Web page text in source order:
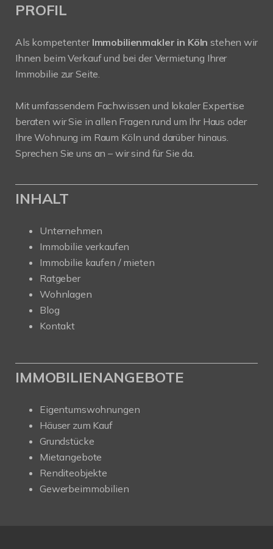
PROFIL
Als kompetenter Immobilienmakler in Köln stehen wir
Ihnen beim Verkauf und bei der Vermietung Ihrer
Immobilie zur Seite.
Mit umfassendem Fachwissen und lokaler Expertise
beraten wir Sie in allen Fragen rund um Ihr Haus oder
Ihre Wohnung im Raum Köln und darüber hinaus.
Sprechen Sie uns an – wir sind für Sie da.
INHALT
Unternehmen
Immobilie verkaufen
Immobilie kaufen / mieten
Ratgeber
Wohnlagen
Blog
Kontakt
IMMOBILIENANGEBOTE
Eigentumswohnungen
Häuser zum Kauf
Grundstücke
Mietangebote
Renditeobjekte
Gewerbeimmobilien